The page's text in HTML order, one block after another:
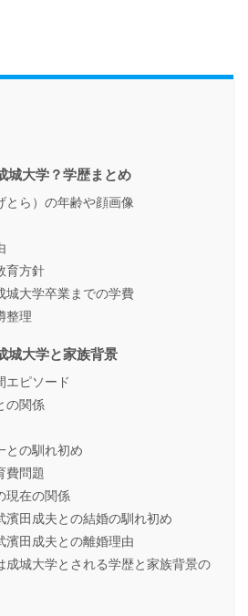
城大学？学歴まとめ
とら）の年齢や顔画像
育方針
城大学卒業までの学費
整理
城大学と家族背景
エピソード
の関係
との馴れ初め
費問題
現在の関係
濱田成夫との結婚の馴れ初め
濱田成夫との離婚理由
成城大学とされる学歴と家族背景の